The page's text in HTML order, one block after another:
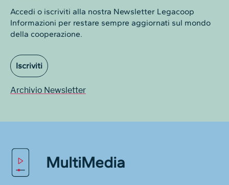
Accedi o iscriviti alla nostra Newsletter Legacoop
Informazioni per restare sempre aggiornati sul mondo
della cooperazione.
Iscriviti
Archivio Newsletter
MultiMedia